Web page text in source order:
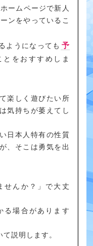
ームページで新人
ンをやっているこ
ようになっても 予
とをおすすめしま
楽しく遊びたい所
気持ちが萎えてし
日本人特有の性質
、そこは勇気を出
せんか？」で大丈
る場合があります
説明します。